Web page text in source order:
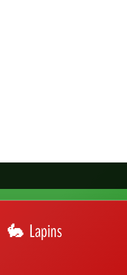
Lapins